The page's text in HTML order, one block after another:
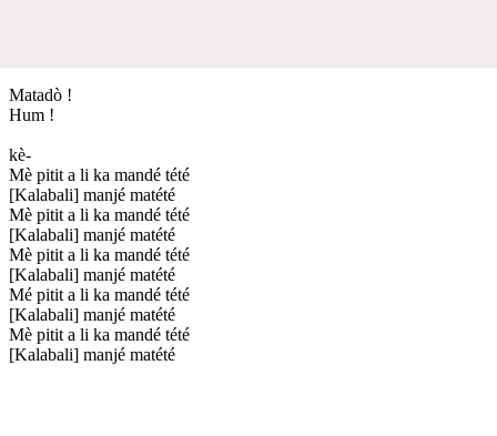
Matadò !
Hum !
kè-
Mè pitit a li ka mandé tété
[Kalabali] manjé matété
Mè pitit a li ka mandé tété
[Kalabali] manjé matété
Mè pitit a li ka mandé tété
[Kalabali] manjé matété
Mé pitit a li ka mandé tété
[Kalabali] manjé matété
Mè pitit a li ka mandé tété
[Kalabali] manjé matété